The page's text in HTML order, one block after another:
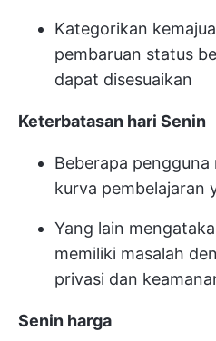
Kategorikan
pembaruan status
dapat disesuaikan
Keterbatasan hari Senin
Beberapa
kurva pembelajaran
Yang lain
memiliki masalah
privasi dan
Senin harga